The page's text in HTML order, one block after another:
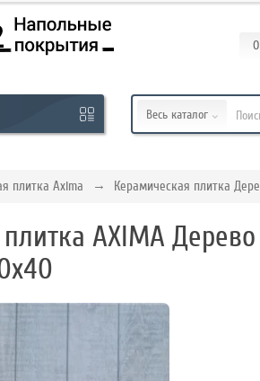
Весь каталог
плитка Axima Керамическая плитка
AXIMA